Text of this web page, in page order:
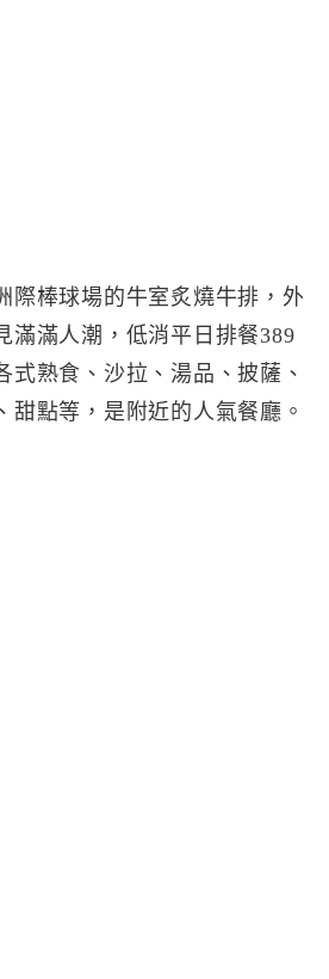
際棒球場的牛室炙燒牛排，外
滿滿人潮，低消平日排餐389
式熟食、沙拉、湯品、披薩、
甜點等，是附近的人氣餐廳。